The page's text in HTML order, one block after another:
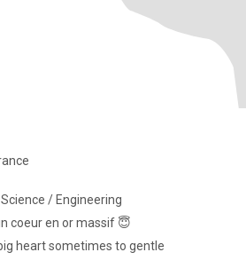
/ Engineering
coeur en or massif 😇
heart sometimes to gentle